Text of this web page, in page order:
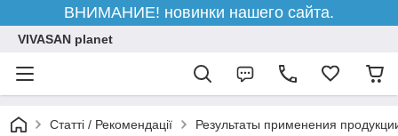
ВНИМАНИЕ! новинки нашего сайта.
VIVASAN planet
Статті / Рекомендації Результаты применения